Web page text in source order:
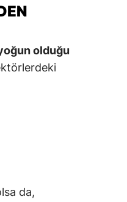
olduğu
da,